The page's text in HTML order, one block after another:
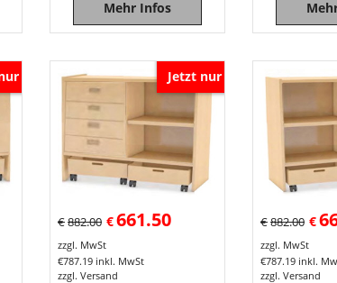
Mehr Infos
Jetzt nur
€882.00 €661.50
zzgl. MwSt
€787.19 inkl. MwSt
zzgl. Versand
€882.00 €
zzgl. MwSt
€787.19 inkl.
zzgl. Versand